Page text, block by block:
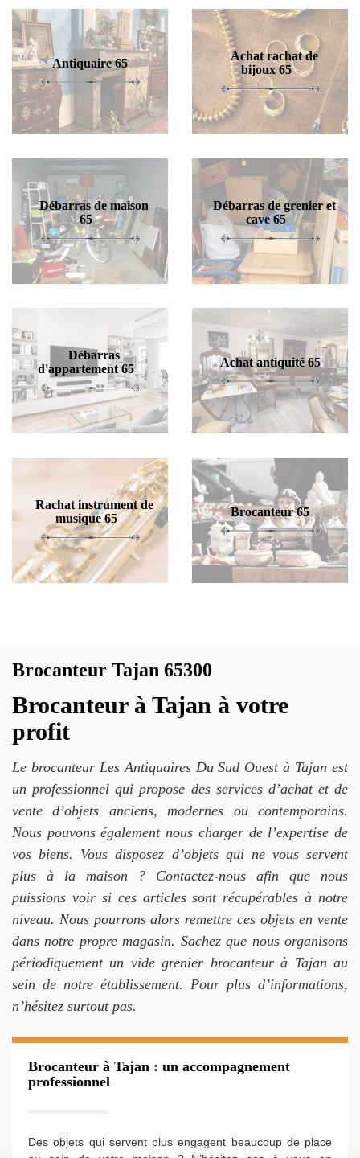
Antiquaire 65
Achat rachat de
bijoux 65
Débarras de maison
65
Débarras de grenier et
cave 65
Débarras
d'appartement 65
Achat antiquité 65
Rachat instrument de
musique 65
Brocanteur 65
Brocanteur Tajan 65300
Brocanteur à Tajan à votre
profit
Le brocanteur Les Antiquaires Du Sud Ouest à Tajan est
un professionnel qui propose des services d’achat et de
vente d’objets anciens, modernes ou contemporains.
Nous pouvons également nous charger de l’expertise de
vos biens. Vous disposez d’objets qui ne vous servent
plus à la maison ? Contactez-nous afin que nous
puissions voir si ces articles sont récupérables à notre
niveau. Nous pourrons alors remettre ces objets en vente
dans notre propre magasin. Sachez que nous organisons
périodiquement un vide grenier brocanteur à Tajan au
sein de notre établissement. Pour plus d’informations,
n’hésitez surtout pas.
Brocanteur à Tajan : un accompagnement
professionnel
Des objets qui servent plus engagent beaucoup de place